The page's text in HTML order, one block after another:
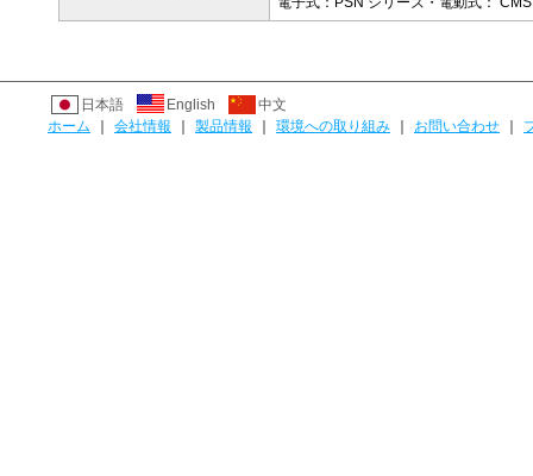
日本語 English
中文
ホーム
｜ 会社情報 ｜ 製品情報 ｜ 環境への取り組み ｜ お問い合わせ ｜